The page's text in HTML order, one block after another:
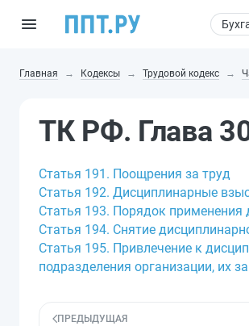
Главная Кодексы Трудовой кодекс
ТК РФ. Глава
Статья 191. Поощрения за труд
Статья 192. Дисциплинарные
Статья 193. Порядок
Статья 194. Снятие
Статья 195. Привлечение к
подразделения организации, их
ПРЕДЫДУЩАЯ